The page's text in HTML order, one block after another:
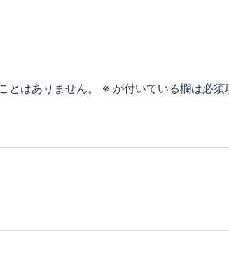
とはありません。 ※ が付いている欄は必須